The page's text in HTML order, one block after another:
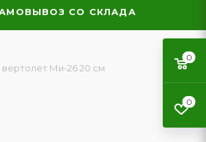
СО СКЛАДА
Ми-26 20 см
0
0